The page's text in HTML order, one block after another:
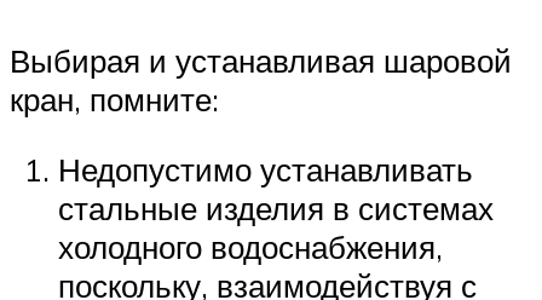
Выбирая и устанавливая шаровой
кран, помните:
Недопустимо устанавливать
стальные изделия в системах
холодного водоснабжения,
поскольку, взаимодействуя с